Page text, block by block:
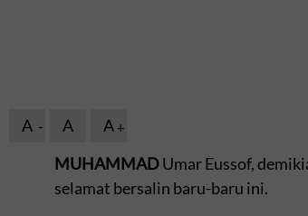
A A
A
MUHAMMADUmar Eussof,
selamat bersalin baru-baru ini.